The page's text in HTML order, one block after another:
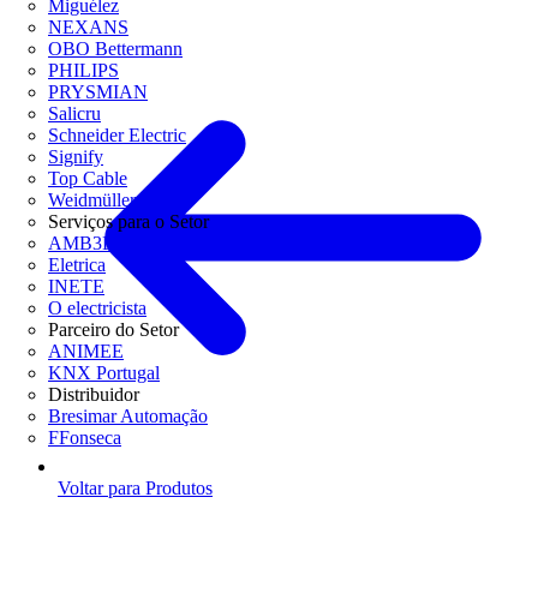
Miguélez
NEXANS
OBO Bettermann
PHILIPS
PRYSMIAN
Salicru
Schneider Electric
Signify
Top Cable
Weidmüller
Serviços para o Setor
AMB3E
Eletrica
INETE
O electricista
Parceiro do Setor
ANIMEE
KNX Portugal
Distribuidor
Bresimar Automação
FFonseca
Voltar para Produtos